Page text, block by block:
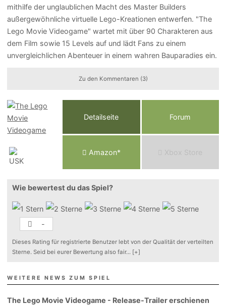
mithilfe der unglaublichen Macht des Master Builders
außergewöhnliche virtuelle Lego-Kreationen entwerfen. "The
Lego Movie Videogame" wartet mit über 90 Charakteren aus
dem Film sowie 15 Levels auf und lädt Fans zu einem
unvergleichlichen Abenteuer in einem wahren Bauparadies ein.
Zu den Kommentaren (3)
Detailseite Forum
Amazon* Xbox Store
Wie bewertest du das Spiel?
-
Dieses Rating für registrierte Benutzer lebt von der Qualität der verteilten
Sterne. Seid bei eurer Bewertung also fair... [+]
WEITERE NEWS ZUM SPIEL
The Lego Movie Videogame - Release-Trailer erschienen